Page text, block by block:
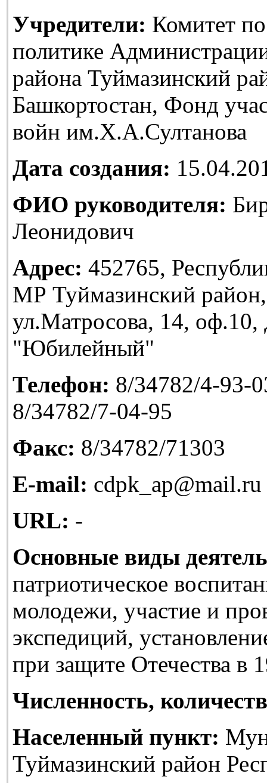
Учредители: Комитет
политике
района Туймазинский
Башкортостан, Фонд
войн им.Х.А.Султанова
Дата создания:
ФИО руководителя:
Леонидович
Адрес: 452765,
МР Туймазинский
ул.Матросова, 14,
"Юбилейный"
Телефон: 8/34782/4-93-
8/34782/7-04-95
Факс: 8/34782/71303
E-mail: cdpk_ap@mail.ru
URL: -
Основные виды
патриотическое
молодежи, участие и
экспедиций,
при защите Отечества в
Численность,
Населенный пункт:
Туймазинский район